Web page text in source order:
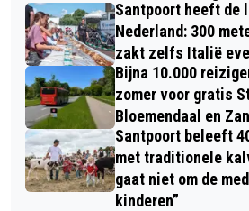
Santpoort heeft de
Nederland: 300
zakt zelfs Italië
Bijna 10.000
zomer voor gratis
Bloemendaal en
Santpoort beleeft
met traditionele
gaat niet om de
kinderen”